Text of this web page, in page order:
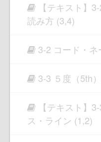
【テキスト】
読み方 (3,4)
3-2 コード・
3-3 ５度（5th
【テキスト】
ス・ライン (1,2)